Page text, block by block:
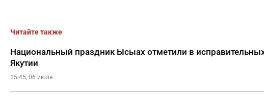
Читайте также
Национальный праздник Ысыах отметили в
Якутии
15:45, 06 июля